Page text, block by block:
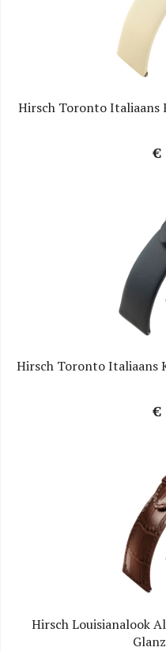
Hirsch Toronto Italiaans
€
Hirsch Toronto Italiaans
€
Hirsch Louisianalook